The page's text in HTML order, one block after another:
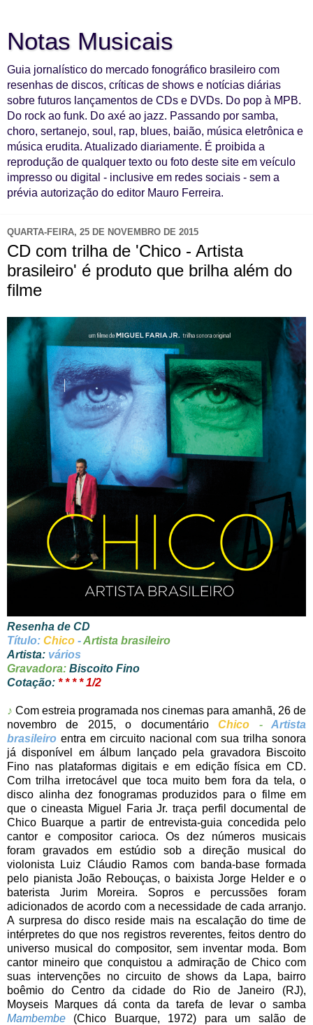
Notas Musicais
Guia jornalístico do mercado fonográfico brasileiro com
resenhas de discos, críticas de shows e notícias diárias
sobre futuros lançamentos de CDs e DVDs. Do pop à MPB.
Do rock ao funk. Do axé ao jazz. Passando por samba,
choro, sertanejo, soul, rap, blues, baião, música eletrônica e
música erudita. Atualizado diariamente. É proibida a
reprodução de qualquer texto ou foto deste site em veículo
impresso ou digital - inclusive em redes sociais - sem a
prévia autorização do editor Mauro Ferreira.
QUARTA-FEIRA, 25 DE NOVEMBRO DE 2015
CD com trilha de 'Chico - Artista
brasileiro' é produto que brilha além do
filme
Resenha de CD
Título: Chico -Artista brasileiro
Artista: vários
Gravadora: Biscoito Fino
Cotação: * * * * 1/2
♪ Com estreia programada nos cinemas para amanhã, 26 de
novembro de 2015, o documentárioChico -
Artista
brasileiro entra em circuito nacional com sua trilha sonora
já disponível em álbum lançado pela gravadora Biscoito
Fino nas plataformas digitais e em edição física em CD.
Com trilha irretocável que toca muito bem fora da tela, o
disco alinha dez fonogramas produzidos para o filme em
que o cineasta Miguel Faria Jr. traça perfil documental de
Chico Buarque a partir de entrevista-guia concedida pelo
cantor e compositor carioca. Os dez números musicais
foram gravados em estúdio sob a direção musical do
violonista Luiz Cláudio Ramos com banda-base formada
pelo pianista João Rebouças, o baixista Jorge Helder e o
baterista Jurim Moreira. Sopros e percussões foram
adicionados de acordo com a necessidade de cada arranjo.
A surpresa do disco reside mais na escalação do time de
intérpretes do que nos registros reverentes, feitos dentro do
universo musical do compositor, sem inventar moda. Bom
cantor mineiro que conquistou a admiração de Chico com
suas intervenções no circuito de shows da Lapa, bairro
boêmio do Centro da cidade do Rio de Janeiro (RJ),
Moyseis Marques dá conta da tarefa de levar o samba
Mambembe (Chico Buarque, 1972) para um salão de